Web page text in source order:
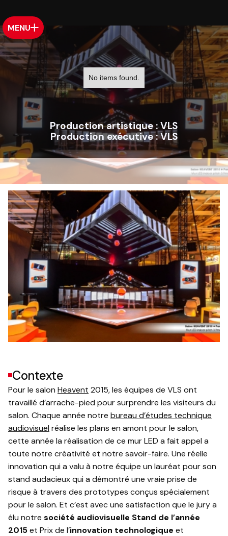
MENU
No items found.
Production artistique :VLS
Production exécutive :VLS
Contexte
Pour le salon Heavent 2015, les équipes de VLS ont
travaillé d’arrache-pied pour surprendre les visiteurs du
salon. Chaque année notre bureau d’études technique
audiovisuel réalise les plans en amont pour le salon,
cette année la réalisation de ce mur LED a fait appel a
toute notre créativité et notre savoir-faire. Une réelle
innovation qui a valu à notre équipe un lauréat pour son
stand audacieux qui a démontré une vraie prise de
risque à travers des prototypes conçus spécialement
pour le salon. Et c’est avec une satisfaction que le jury a
élu notre société audiovisuelle Stand de l’année
2015et Prix de l’innovation technologique et